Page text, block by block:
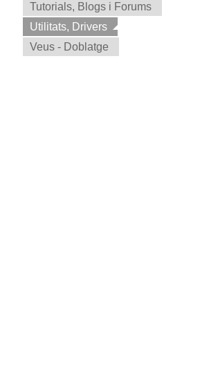
Tutorials, Blogs i Forums
Utilitats, Drivers
Veus - Doblatge